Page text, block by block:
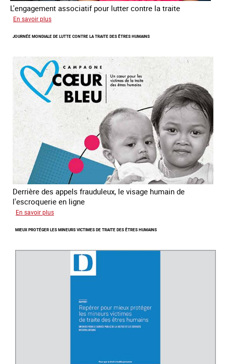
L'engagement associatif pour lutter contre la traite
En savoir plus
des
en
Asie
du
sud
est
JOURNÉE MONDIALE DE LUTTE CONTRE LA TRAITE DES ÊTRES HUMAINS
Derrière des appels frauduleux, le visage humain de
l'escroquerie en ligne
En savoir plus
mondiale
lutte
MIEUX PROTÉGER LES MINEURS VICTIMES DE TRAITE DES ÊTRES HUMAINS